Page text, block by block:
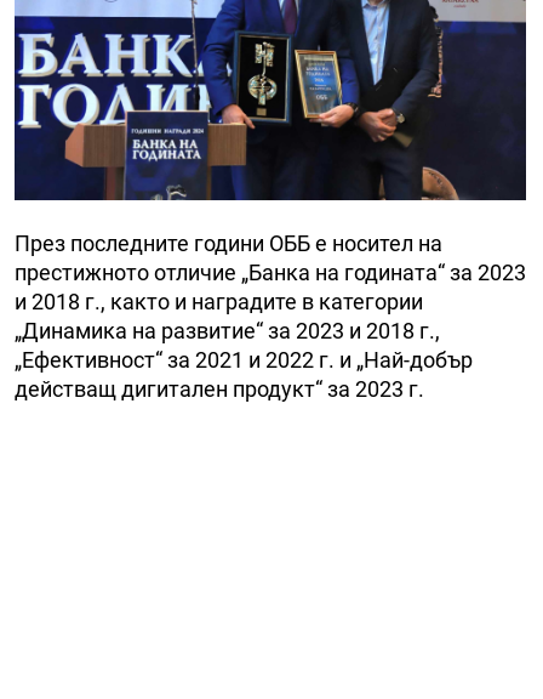
През последните години ОББ е носител на
престижното отличие „Банка на годината“ за 2023
и 2018 г., както и наградите в категории
„Динамика на развитие“ за 2023 и 2018 г.,
„Ефективност“ за 2021 и 2022 г. и „Най-добър
действащ дигитален продукт“ за 2023 г.